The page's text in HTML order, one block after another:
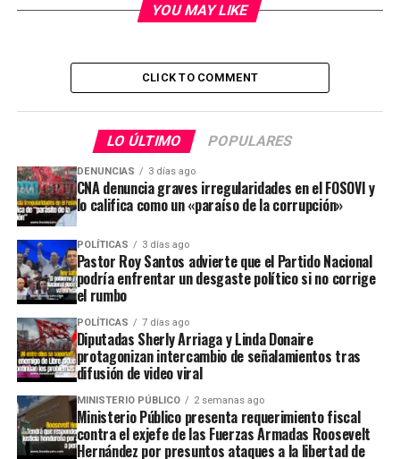
YOU MAY LIKE
CLICK TO COMMENT
LO ÚLTIMO POPULARES
DENUNCIAS 3 días ago
CNA denuncia graves irregularidades en el FOSOVI y
lo califica como un «paraíso de la corrupción»
POLÍTICAS 3 días ago
Pastor Roy Santos advierte que el Partido Nacional
podría enfrentar un desgaste político si no corrige
el rumbo
POLÍTICAS 7 días ago
Diputadas Sherly Arriaga y Linda Donaire
protagonizan intercambio de señalamientos tras
difusión de video viral
MINISTERIO PÚBLICO 2 semanas ago
Ministerio Público presenta requerimiento fiscal
contra el exjefe de las Fuerzas Armadas Roosevelt
Hernández por presuntos ataques a la libertad de